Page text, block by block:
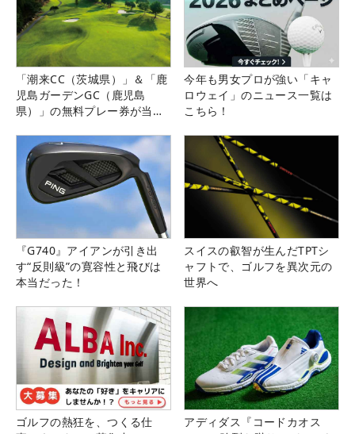
「潮来CC（茨城県）」＆「鹿
児島ガーデンGC（鹿児島
県）」の無料プレー券が当た
今年も男女プロが強い「キャ
ロウェイ」のニュース一覧は
こちら！
『G740』アイアンが引き出
す“反則級”の寛容性と飛びは
本当だった！
スイスの叡智が生んだTPTシ
ャフトで、ゴルフを異次元の
世界へ
ゴルフの熱狂を、つくる仕
アディダス『コードカオス